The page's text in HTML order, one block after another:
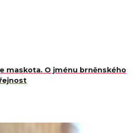
maskota. O jménu brněnského